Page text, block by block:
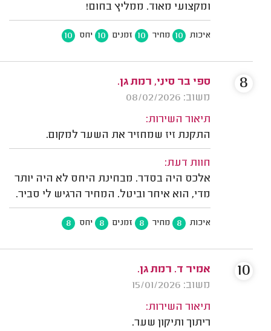
ומקצועי מאוד. ממליץ בחום!
איכות 10 מחיר 10 זמנים 10 יחס 10
ספי בר סיני, רמת גן.
משוב: 08/02/2026
תיאור השירות:
התקנת זיז שמחזיר את השער למקום.
חוות דעת:
אלכס היה בסדר. מבחינת היחס לא היה יותר
מדי, הוא איחר וביטל. המחיר הרגיש לי סביר.
איכות 8 מחיר 8 זמנים 8 יחס 8
8
אמיר ד. רמת גן.
משוב: 15/01/2026
תיאור השירות:
ריתוך ותיקון שער.
10